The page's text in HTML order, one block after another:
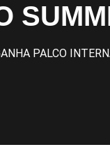
PALCO